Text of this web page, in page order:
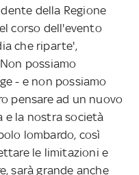
della Regione
corso dell'evento
che riparte',
possiamo
- e non possiamo
pensare ad un nuovo
e la nostra società
lombardo, così
le limitazioni e
sarà grande anche